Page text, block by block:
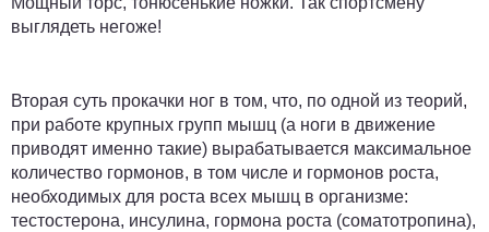
выглядеть негоже!
Вторая суть прокачки ног в том, что, по одной из теорий,
при работе крупных групп мышц (а ноги в движение
приводят именно такие) вырабатывается максимальное
количество гормонов, в том числе и гормонов роста,
необходимых для роста всех мышц в организме:
тестостерона, инсулина, гормона роста (соматотропина),